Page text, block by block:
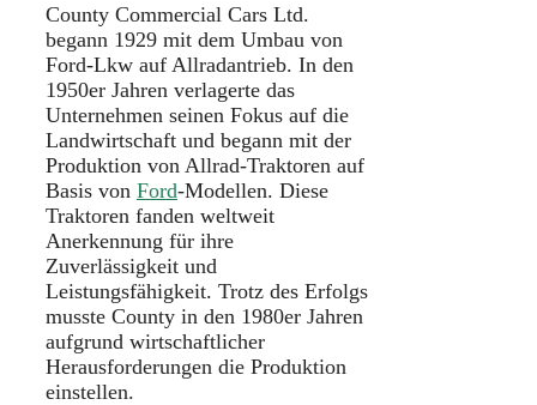
County Commercial Cars Ltd.
begann 1929 mit dem Umbau von
Ford-Lkw auf Allradantrieb. In den
1950er Jahren verlagerte das
Unternehmen seinen Fokus auf die
Landwirtschaft und begann mit der
Produktion von Allrad-Traktoren auf
Basis von Ford-Modellen. Diese
Traktoren fanden weltweit
Anerkennung für ihre
Zuverlässigkeit und
Leistungsfähigkeit. Trotz des Erfolgs
musste County in den 1980er Jahren
aufgrund wirtschaftlicher
Herausforderungen die Produktion
einstellen.